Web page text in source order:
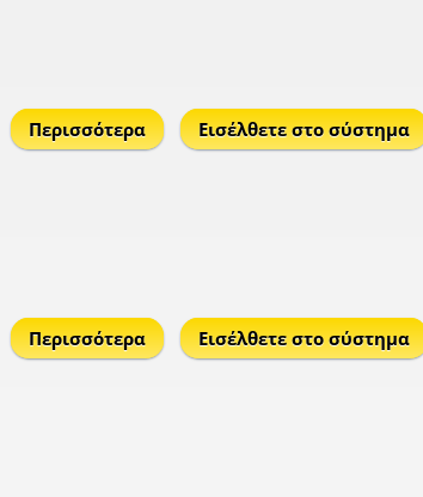
Περισσότεραγια Πλατύς Γιαλός
Εισέλθετε στο σύστημα
Περισσότεραγια Γλυφάδα
Εισέλθετε στο σύστημα